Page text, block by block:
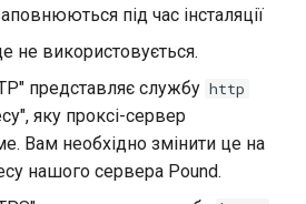
під час інсталяції
не використовується.
представляє службу http
яку проксі-сервер
Вам необхідно змінити це на
нашого сервера Pound.